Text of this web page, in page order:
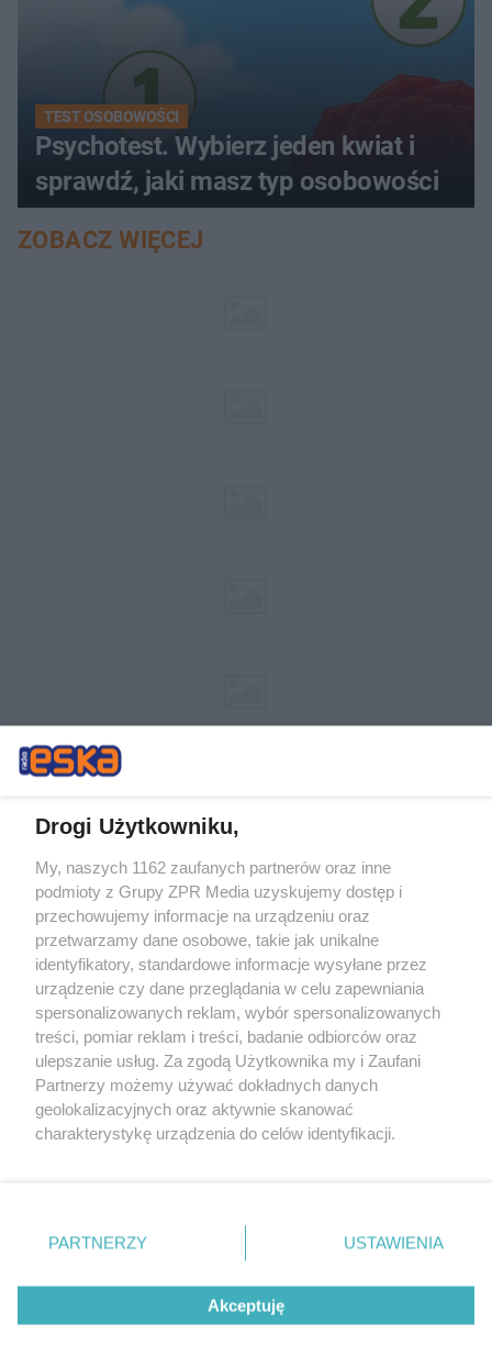
TEST OSOBOWOŚCI
Psychotest. Wybierz jeden kwiat i
sprawdź, jaki masz typ osobowości
ZOBACZ WIĘCEJ
Żaden utwór zamieszczony w serwisie nie może być powielany i
rozpowszechniany lub dalej rozpowszechniany w jakikolwiek sposób (w
tym także elektroniczny lub mechaniczny) na jakimkolwiek polu
eksploatacji w jakiejkolwiek formie, włącznie z umieszczaniem w
Internecie bez pisemnej zgody właściciela praw. Jakiekolwiek użycie lub
wykorzystanie utworów w całości lub w części z naruszeniem prawa,
tzn. bez właściwej zgody, jest zabronione pod groźbą kary i może być
ścigane prawnie.
© 2026 Grupa ZPR Media
Drogi Użytkowniku,
My, naszych 1162 zaufanych partnerów oraz inne
podmioty z Grupy ZPR Media uzyskujemy dostęp i
przechowujemy informacje na urządzeniu oraz
przetwarzamy dane osobowe, takie jak unikalne
identyfikatory, standardowe informacje wysyłane przez
urządzenie czy dane przeglądania w celu zapewniania
spersonalizowanych reklam, wybór spersonalizowanych
treści, pomiar reklam i treści, badanie odbiorców oraz
ulepszanie usług. Za zgodą Użytkownika my i Zaufani
Partnerzy możemy używać dokładnych danych
geolokalizacyjnych oraz aktywnie skanować
charakterystykę urządzenia do celów identyfikacji.
zmienić/wycofać klikając przycisk ustawień prywatności
znajdujący się w lewym dolnym rogu strony
rodzaje przetwarzania danych nie wymagają zgody
użytkownika, ale masz prawo sprzeciwić się takiemu
przetwarzaniu. Preferencje będą miały zastosowanie tylko
PARTNERZY USTAWIENIA
Akceptuję